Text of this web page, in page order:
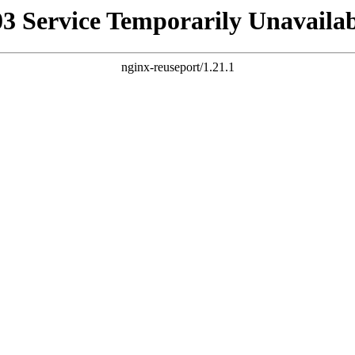
Service Temporarily
nginx-reuseport/1.21.1